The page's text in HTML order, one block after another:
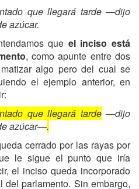
que llegará tarde —dijo
azúcar.
que el inciso está
, como apunte entre dos
algo pero del cual se
el ejemplo anterior, en
que llegará tarde—dijo
azúcar—.
cerrado por las rayas por
le sigue el punto que iría
el inciso queda incorporado
del parlamento. Sin embargo,